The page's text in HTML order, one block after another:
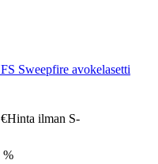
Sweepfire avokelasetti
Hinta ilman S-
%